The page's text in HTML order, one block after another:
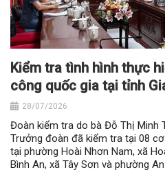
Kiểm tra tình hình thực
công quốc gia tại tỉnh
28/07/2026
Đoàn kiểm tra do bà Đỗ Thị Minh
Trưởng đoàn đã kiểm tra tại 08
tại phường Hoài Nhơn Nam, xã
Bình An, xã Tây Sơn và phường